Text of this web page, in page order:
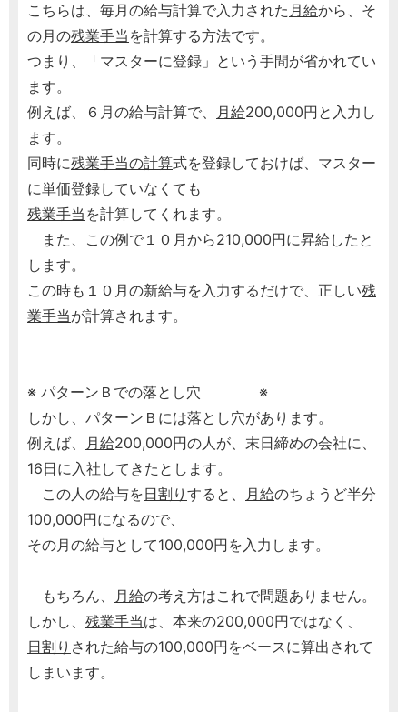
こちらは、毎月の給与計算で入力された 月給から、そ
の月の残業手当 を計算する方法です。
つまり、「マスターに登録」という手間が省かれてい
ます。
例えば、６月の給与計算で、 月給200,000円と入力し
ます。
同時に残業手当の計算式を登録しておけば、マスター
に単価登録していなくても
残業手当 を計算してくれます。
また、この例で１０月から210,000円に昇給したと
します。
この時も１０月の新給与を入力するだけで、正しい残
業手当が計算されます。
※ パターンＢでの落とし穴 ※
しかし、パターンＢには落とし穴があります。
例えば、 月給200,000円の人が、末日締めの会社に、
16日に入社してきたとします。
この人の給与を日割り すると、 月給のちょうど半分
100,000円になるので、
その月の給与として100,000円を入力します。
もちろん、 月給の考え方はこれで問題ありません。
しかし、 残業手当は、本来の200,000円ではなく、
日割り された給与の100,000円をベースに算出されて
しまいます。